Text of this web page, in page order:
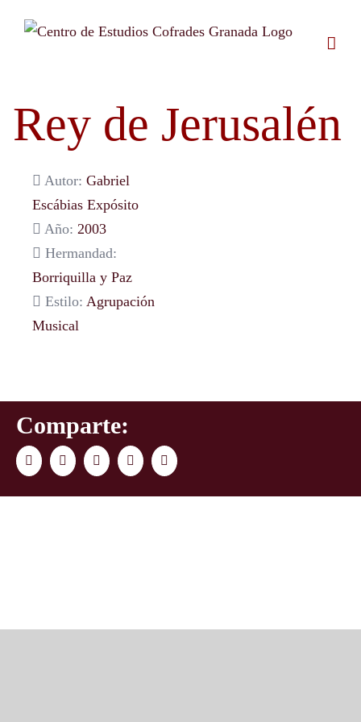
Rey de Jerusalén
Autor: Gabriel
Escábias Expósito
Año: 2003
Hermandad:
Borriquilla y Paz
Estilo: Agrupación
Musical
Comparte:
FacebookTwitter LinkedInWhatsAppCorreo
electrónico